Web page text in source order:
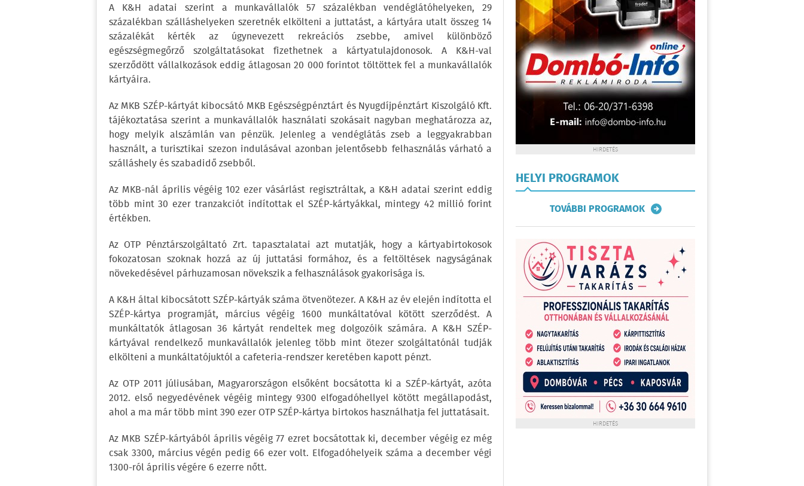
A K&H adatai szerint a munkavállalók 57 százalékban vendéglátóhelyeken, 29
százalékban szálláshelyeken szeretnék elkölteni a juttatást, a kártyára utalt összeg 14
százalékát kérték az úgynevezett rekreációs zsebbe, amivel különböző
egészségmegőrző szolgáltatásokat fizethetnek a kártyatulajdonosok. A K&H-val
szerződött vállalkozások eddig átlagosan 20 000 forintot töltöttek fel a munkavállalók
kártyáira.
Az MKB SZÉP-kártyát kibocsátó MKB Egészségpénztárt és Nyugdíjpénztárt Kiszolgáló Kft.
tájékoztatása szerint a munkavállalók használati szokásait nagyban meghatározza az,
hogy melyik alszámlán van pénzük. Jelenleg a vendéglátás zseb a leggyakrabban
használt, a turisztikai szezon indulásával azonban jelentősebb felhasználás várható a
szálláshely és szabadidő zsebből.
Az MKB-nál április végéig 102 ezer vásárlást regisztráltak, a K&H adatai szerint eddig
több mint 30 ezer tranzakciót indítottak el SZÉP-kártyákkal, mintegy 42 millió forint
értékben.
Az OTP Pénztárszolgáltató Zrt. tapasztalatai azt mutatják, hogy a kártyabirtokosok
fokozatosan szoknak hozzá az új juttatási formához, és a feltöltések nagyságának
növekedésével párhuzamosan növekszik a felhasználások gyakorisága is.
A K&H által kibocsátott SZÉP-kártyák száma ötvenötezer. A K&H az év elején indította el
SZÉP-kártya programját, március végéig 1600 munkáltatóval kötött szerződést. A
munkáltatók átlagosan 36 kártyát rendeltek meg dolgozóik számára. A K&H SZÉP-
kártyával rendelkező munkavállalók jelenleg több mint ötezer szolgáltatónál tudják
elkölteni a munkáltatójuktól a cafeteria-rendszer keretében kapott pénzt.
Az OTP 2011 júliusában, Magyarországon elsőként bocsátotta ki a SZÉP-kártyát, azóta
2012. első negyedévének végéig mintegy 9300 elfogadóhellyel kötött megállapodást,
ahol a ma már több mint 390 ezer OTP SZÉP-kártya birtokos használhatja fel juttatásait.
Az MKB SZÉP-kártyából április végéig 77 ezret bocsátottak ki, december végéig ez még
csak 3300, március végén pedig 66 ezer volt. Elfogadóhelyeik száma a december végi
1300-ról április végére 6 ezerre nőtt.
HIRDETÉS
HELYI PROGRAMOK
TOVÁBBI PROGRAMOK
HIRDETÉS